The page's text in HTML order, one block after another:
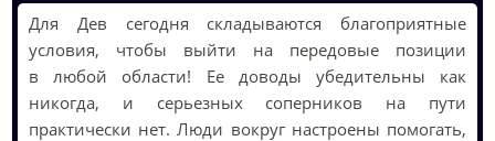
Для Дев сегодня складываются благоприятные
условия, чтобы выйти на передовые позиции
в любой области! Ее доводы убедительны как
никогда, и серьезных соперников на пути
практически нет. Люди вокруг настроены помогать,